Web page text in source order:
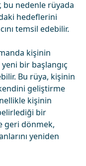
nedenle rüyada
hedeflerini
temsil edebilir.
kişinin
bir başlangıç
Bu rüya, kişinin
geliştirme
kişinin
bir
geri dönmek,
yeniden